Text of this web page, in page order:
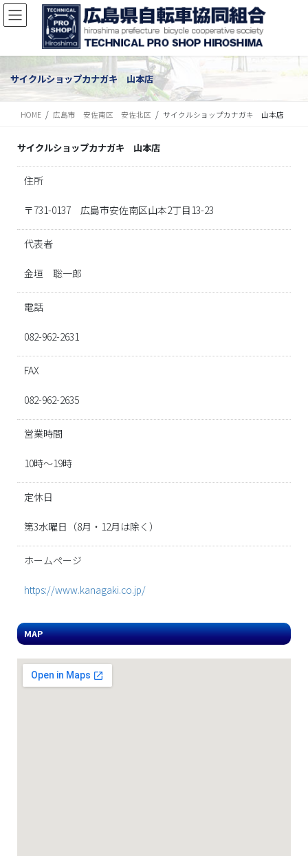
サイクルショップカナガキ 山本店
HOME 広島市 安佐南区 安佐北区 サイクルショップカナガキ 山本店
サイクルショップカナガキ 山本店
住所
〒731-0137 広島市安佐南区山本2丁目13-23
代表者
金垣 聡一郎
電話
082-962-2631
FAX
082-962-2635
営業時間
10時～19時
定休日
第3水曜日（8月・12月は除く）
ホームページ
https://www.kanagaki.co.jp/
MAP